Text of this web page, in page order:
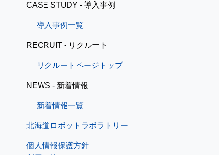
CASE STUDY - 導入事例
導入事例一覧
RECRUIT - リクルート
リクルートページトップ
NEWS - 新着情報
新着情報一覧
北海道ロボットラボラトリー
個人情報保護方針